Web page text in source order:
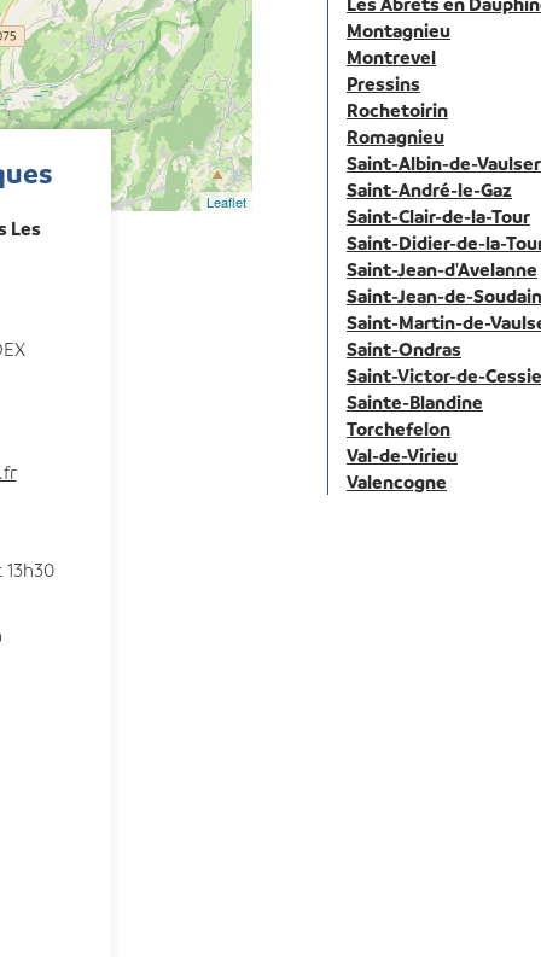
Leaflet
Les
Montagnieu
Montrevel
Pressins
Rochetoirin
Romagnieu
Saint-Albin-de-
Saint-André-le-Gaz
Saint-Clair-de-la-Tour
Saint-Didier-de-la-
Saint-Jean-d'Avelanne
Saint-Jean-de-Soudain
Saint-Martin-de-
Saint-Ondras
Saint-Victor-de-
Sainte-Blandine
Torchefelon
Val-de-Virieu
Valencogne